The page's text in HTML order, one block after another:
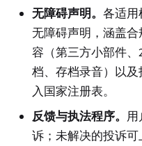
无障碍声明。各适
无障碍声明，涵盖
容（第三方小部件、
档、存档录音）以
入国家注册表。
反馈与执法程序。
诉；未解决的投诉可